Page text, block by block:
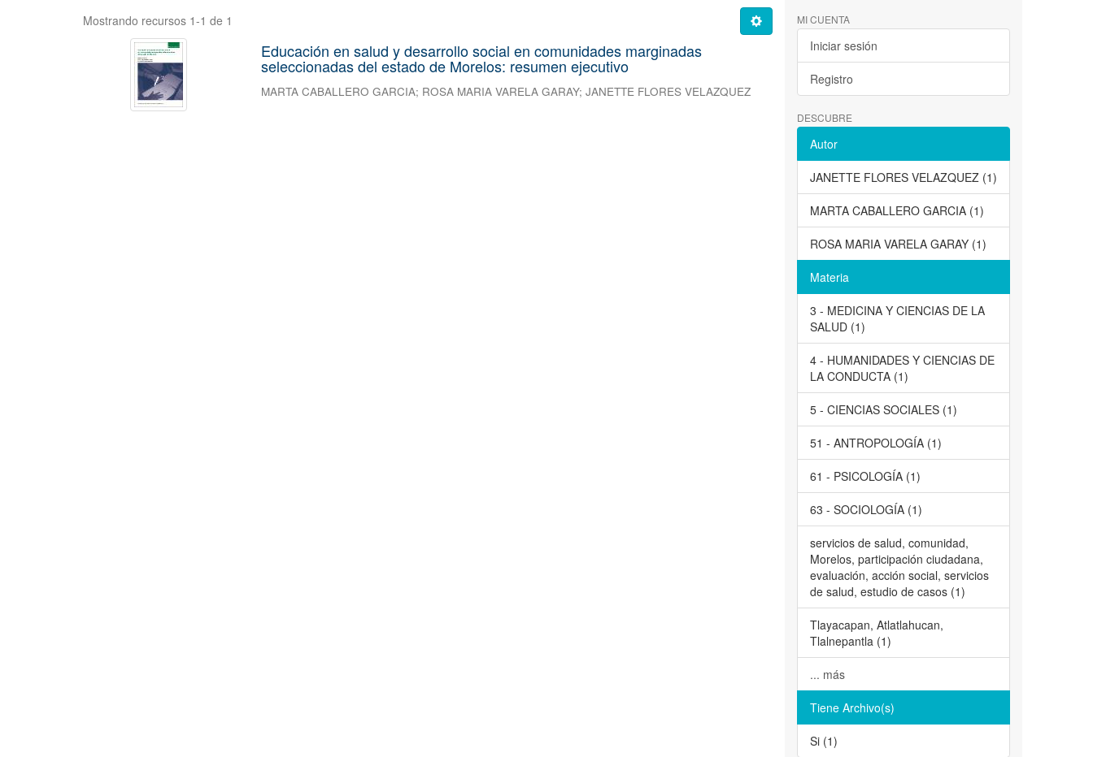
Mostrando recursos 1-1 de 1
Educación en salud y desarrollo social en comunidades marginadas
seleccionadas del estado de Morelos: resumen ejecutivo
MARTA CABALLERO GARCIA; ROSA MARIA VARELA GARAY;JANETTE FLORES VELAZQUEZ
MI CUENTA
Iniciar sesión
Registro
DESCUBRE
Autor
JANETTE FLORES VELAZQUEZ (1)
MARTA CABALLERO GARCIA (1)
ROSA MARIA VARELA GARAY (1)
Materia
3 - MEDICINA Y CIENCIAS DE LA
SALUD (1)
4 - HUMANIDADES Y CIENCIAS DE
LA CONDUCTA (1)
5 - CIENCIAS SOCIALES (1)
51 - ANTROPOLOGÍA (1)
61 - PSICOLOGÍA (1)
63 - SOCIOLOGÍA (1)
servicios de salud, comunidad,
Morelos, participación ciudadana,
evaluación, acción social, servicios
de salud, estudio de casos (1)
Tlayacapan, Atlatlahucan,
Tlalnepantla (1)
... más
Tiene Archivo(s)
Si (1)